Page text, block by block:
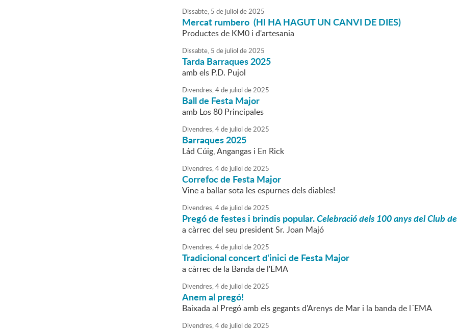
Dissabte, 5 de juliol de2025
Mercat rumbero (HI HA HAGUT UN CANVI DE DIES)
Productes de KM0 i d'artesania
Dissabte, 5 de juliol de2025
Tarda Barraques 2025
amb els P.D. Pujol
Divendres,4de juliol de2025
Ball de Festa Major
amb Los 80 Principales
Divendres,4de juliol de2025
Barraques 2025
Lád Cúig, Angangas i En Rick
Divendres,4de juliol de2025
Correfoc de Festa Major
Vine a ballar sota les espurnes dels diables!
Divendres,4de juliol de2025
Pregó de festes i brindis popular.Celebració dels 100 anys del Club
a càrrec del seu president Sr. Joan Majó
Divendres,4de juliol de2025
Tradicional concert d'inici de Festa Major
a càrrec de la Banda de l'EMA
Divendres,4de juliol de2025
Anem al pregó!
Baixada al Pregó amb els gegants d'Arenys de Mar i la banda de l´EMA
Divendres,4de juliol de2025